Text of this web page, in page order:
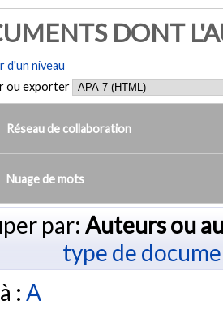
DONT
d'un niveau
ou exporter
Réseau de collaboration
Nuage de mots
par: Auteurs ou
type de
: A